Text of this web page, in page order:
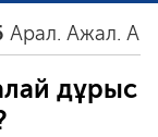
Ажал. Айғақ
дұрыс